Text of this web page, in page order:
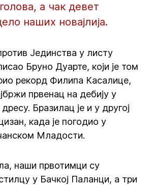
а чак девет
наших новајлија.
Јединства у листу
Бруно Дуарте, који је том
рекорд Филипа Касалице,
првенац на дебију у
Бразилац је и у другој
када је погодио у
Младости.
наши првотимци су
у Бачкој Паланци, а три